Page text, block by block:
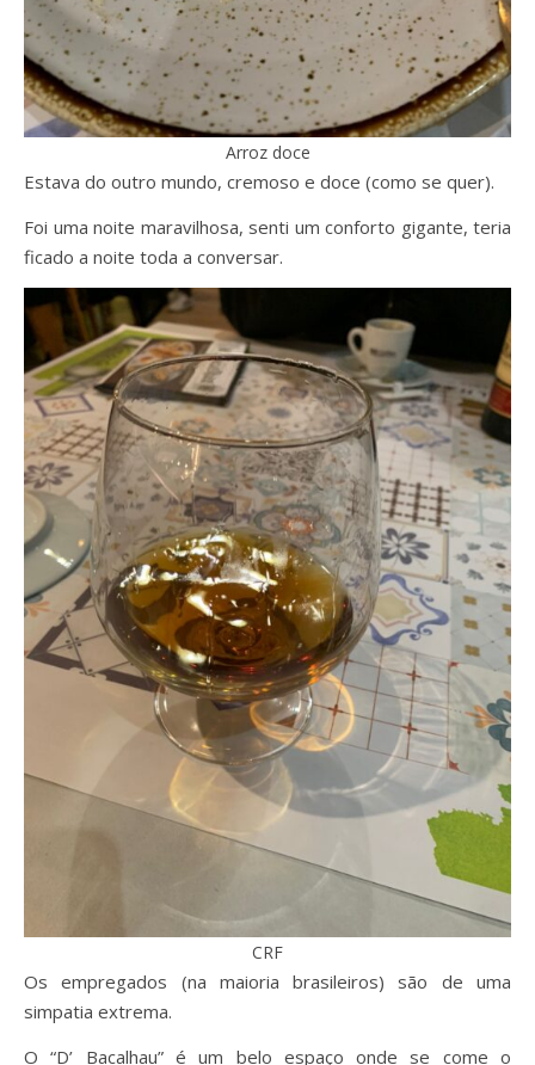
Arroz doce
Estava do outro mundo, cremoso e doce (como se quer).
Foi uma noite maravilhosa, senti um conforto gigante, teria
ficado a noite toda a conversar.
CRF
Os empregados (na maioria brasileiros) são de uma
simpatia extrema.
O “D’ Bacalhau” é um belo espaço onde se come o